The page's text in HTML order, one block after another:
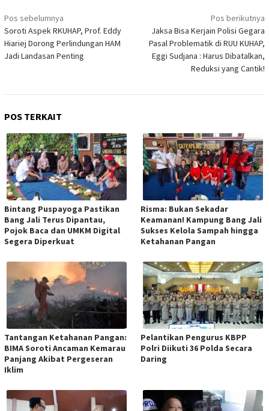
Navigasi
pos
Pos sebelumnya
Soroti Aspek RKUHAP, Prof. Eddy
Hiariej Dorong Perlindungan HAM
Jadi Landasan Penting
Pos berikutnya
Jaksa Bisa Kerjain Polisi Gegara
Pasal Problematik di RUU KUHAP,
Eggi Sudjana : Harus Dibatalkan,
Reduksi yang Cantik!
POS TERKAIT
Bintang Puspayoga Pastikan
Bang Jali Terus Dipantau,
Pojok Baca dan UMKM Digital
Segera Diperkuat
Risma: Bukan Sekadar
Keamanan! Kampung Bang Jali
Sukses Kelola Sampah hingga
Ketahanan Pangan
Tantangan Ketahanan Pangan:
BIMA Soroti Ancaman Kemarau
Panjang Akibat Pergeseran
Iklim
Pelantikan Pengurus KBPP
Polri Diikuti 36 Polda Secara
Daring